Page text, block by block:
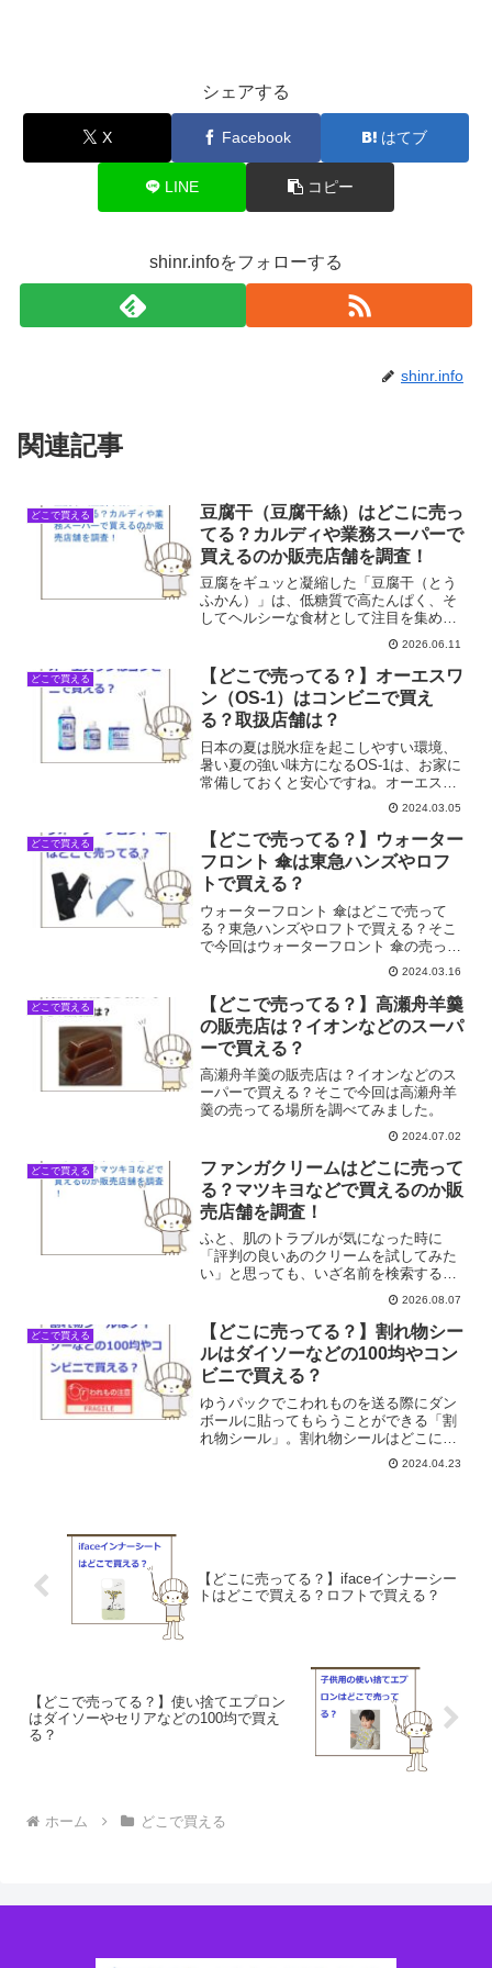
シェアする
X Facebook はてブ
LINE コピー
shinr.infoをフォローする
shinr.info
関連記事
どこで買える
豆腐干（豆腐干絲）はどこに売っ
てる？カルディや業務スーパーで
買えるのか販売店舗を調査！
豆腐をギュッと凝縮した「豆腐干（とう
ふかん）」は、低糖質で高たんぱく、そ
してヘルシーな食材として注目を集めて
いますね。麺状にカットされた「豆腐干
絲（とうふかんす）」は、パスタやラー
メンの代わりにもなり、その独特の食感
とアレンジの幅広さから、...
2026.06.11
どこで買える
【どこで売ってる？】オーエスワ
ン（OS-1）はコンビニで買え
る？取扱店舗は？
日本の夏は脱水症を起こしやすい環境、
暑い夏の強い味方になるOS-1は、お家に
常備しておくと安心ですね。オーエスワ
ン（OS-1）はどこで売ってる？コンビニ
で買える？そこで今回はオーエスワンの
売ってる場所を調べてみました。
2024.03.05
どこで買える
【どこで売ってる？】ウォーター
フロント 傘は東急ハンズやロフ
トで買える？
ウォーターフロント 傘はどこで売って
る？東急ハンズやロフトで買える？そこ
で今回はウォーターフロント 傘の売って
2024.03.16
どこで買える
【どこで売ってる？】高瀬舟羊羹
の販売店は？イオンなどのスーパ
ーで買える？
高瀬舟羊羹の販売店は？イオンなどのス
ーパーで買える？そこで今回は高瀬舟羊
羹の売ってる場所を調べてみました。
2024.07.02
どこで買える
ファンガクリームはどこに売って
る？マツキヨなどで買えるのか販
売店舗を調査！
ふと、肌のトラブルが気になった時に
「評判の良いあのクリームを試してみた
い」と思っても、いざ名前を検索すると
「どこで売っているのか分からない」と
悩むことってありますよね。普段よく使
うドラッグストアにならありそうだな、
と気軽に考えてお店を覗いて...
2026.08.07
どこで買える
【どこに売ってる？】割れ物シー
ルはダイソーなどの100均やコン
ビニで買える？
ゆうパックでこわれものを送る際にダン
ボールに貼ってもらうことができる「割
れ物シール」。割れ物シールはどこに売
ってる？ダイソーなどの100均やコンビニ
で買える？そこで今回は割れ物シールの
2024.04.23
【どこに売ってる？】ifaceインナーシー
トはどこで買える？ロフトで買える？
【どこで売ってる？】使い捨てエプロン
はダイソーやセリアなどの100均で買え
る？
ホーム どこで買える